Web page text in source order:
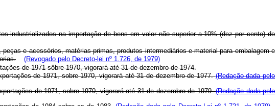
industrializados na importação de bens em valor não superior a 10% (dez por cento) do
e acessórios, matérias-primas, produtos intermediários e material para embalagem e
(Revogado pelo Decreto-lei nº 1.726, de 1979)
de 1971 sôbre 1970, vigorará até 31 de dezembro de 1974.
de 1971, sobre 1970, vigorará até 31 de dezembro de 1977.(Redação dada pelo
de 1971, sobre 1970, vigorará até 31 de dezembro de 1979.(Redação dada pelo